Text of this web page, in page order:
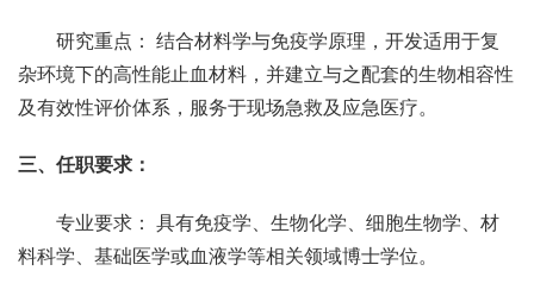
研究重点： 结合材料学与免疫学原理，开发适用于复
杂环境下的高性能止血材料，并建立与之配套的生物相容性
及有效性评价体系，服务于现场急救及应急医疗。
三、任职要求：
专业要求： 具有免疫学、生物化学、细胞生物学、材
料科学、基础医学或血液学等相关领域博士学位。